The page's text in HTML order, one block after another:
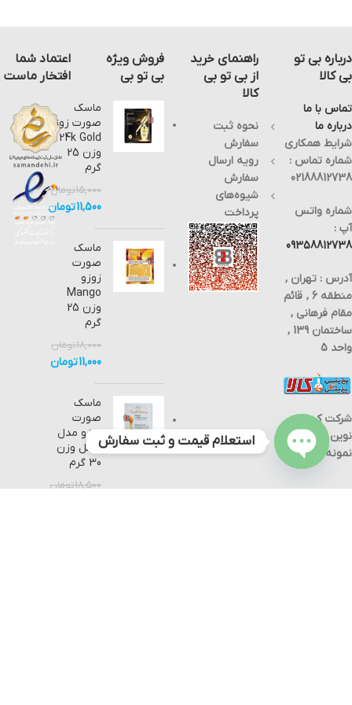
درباره بی تو
بی کالا
تماس با ما
درباره ما
شرایط همکاری
شماره تماس :
02188812738
شماره واتس
آپ :
09358812738
آدرس : تهران ,
منطقه 6 , قائم
مقام فرهانی ,
ساختمان 139 ,
واحد 5
شرکت کیمیا
نوین مواد
نمونه
راهنمای خرید
از بی تو بی
کالا
نحوه ثبت
سفارش
رویه ارسال
سفارش
شیوه‌های
پرداخت
فروش ویژه
بی تو بی
ماسک
صورت زوزو
24k Gold
وزن 25
گرم
15,000تومان
11,500تومان
ماسک
صورت
زوزو
Mango
وزن 25
گرم
18,000تومان
11,000تومان
ماسک
صورت
زوزو مدل
عسل وزن
30 گرم
18,500تومان
اعتماد شما
افتخار ماست
استعلام قیمت و ثبت سفارش